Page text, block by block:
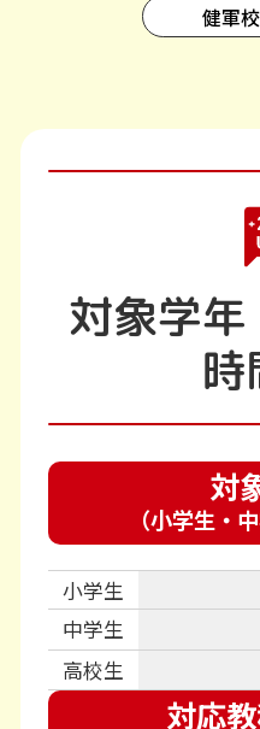
健軍
対象学
時
対
（小学生・
小学生
中学生
高校生
対応